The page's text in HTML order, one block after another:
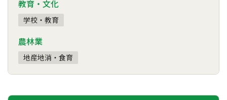
教育・文化
学校・教育
農林業
地産地消・食育